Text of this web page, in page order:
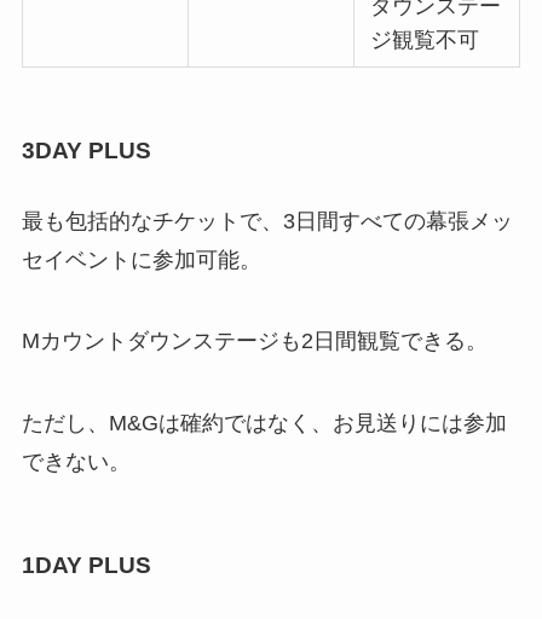
ダウンステー
ジ観覧不可
3DAY PLUS
最も包括的なチケットで、3日間すべての幕張メッ
セイベントに参加可能。
Mカウントダウンステージも2日間観覧できる。
ただし、M&Gは確約ではなく、お見送りには参加
できない。
1DAY PLUS